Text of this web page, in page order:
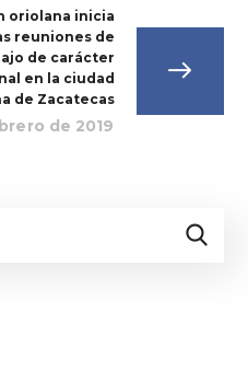
oriolana inicia
reuniones de
de carácter
en la ciudad
de Zacatecas
de 2019